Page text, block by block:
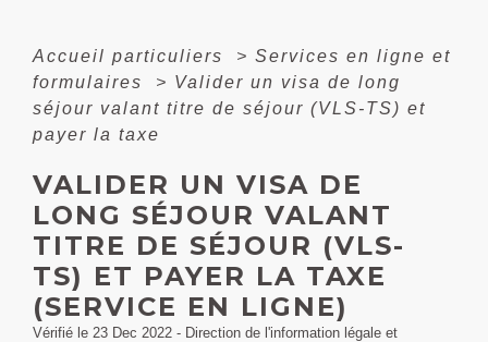
Accueil particuliers > Services en ligne et
formulaires
> Valider un visa de long
séjour valant titre de séjour (VLS-TS) et
payer la taxe
VALIDER UN VISA DE
LONG SÉJOUR VALANT
TITRE DE SÉJOUR (VLS-
TS) ET PAYER LA TAXE
(SERVICE EN LIGNE)
Vérifié le 23 Dec 2022 - Direction de l'information légale et